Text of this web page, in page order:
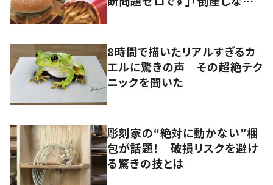
8時間で描いたリアルすぎるカ
エルに驚きの声 その超絶テク
ニックを聞いた
彫刻家の“絶対に動かない”梱
包が話題！ 破損リスクを避け
る驚きの技とは